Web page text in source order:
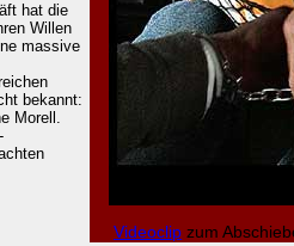
hat die
Willen
massive
bekannt:
Morell.
Videoclip zum